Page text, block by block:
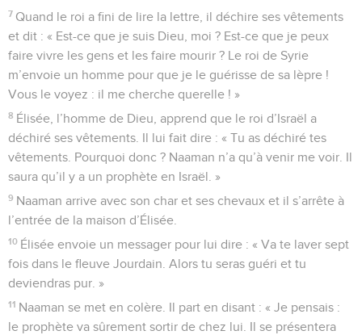
7 Quand le roi a fini de lire la lettre, il déchire ses vêtements
et dit : « Est-ce que je suis Dieu, moi ? Est-ce que je peux
faire vivre les gens et les faire mourir ? Le roi de Syrie
m’envoie un homme pour que je le guérisse de sa lèpre !
Vous le voyez : il me cherche querelle ! »
8 Élisée, l’homme de Dieu, apprend que le roi d’Israël a
déchiré ses vêtements. Il lui fait dire : « Tu as déchiré tes
vêtements. Pourquoi donc ? Naaman n’a qu’à venir me voir. Il
saura qu’il y a un prophète en Israël. »
9 Naaman arrive avec son char et ses chevaux et il s’arrête à
l’entrée de la maison d’Élisée.
10 Élisée envoie un messager pour lui dire : « Va te laver sept
fois dans le fleuve Jourdain. Alors tu seras guéri et tu
deviendras pur. »
11 Naaman se met en colère. Il part en disant : « Je pensais :
le prophète va sûrement sortir de chez lui. Il se présentera